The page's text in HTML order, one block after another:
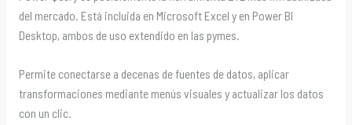
del mercado. Está incluida en Microsoft Excel y en Power BI
Desktop, ambos de uso extendido en las pymes.
Permite conectarse a decenas de fuentes de datos, aplicar
transformaciones mediante menús visuales y actualizar los datos
con un clic.